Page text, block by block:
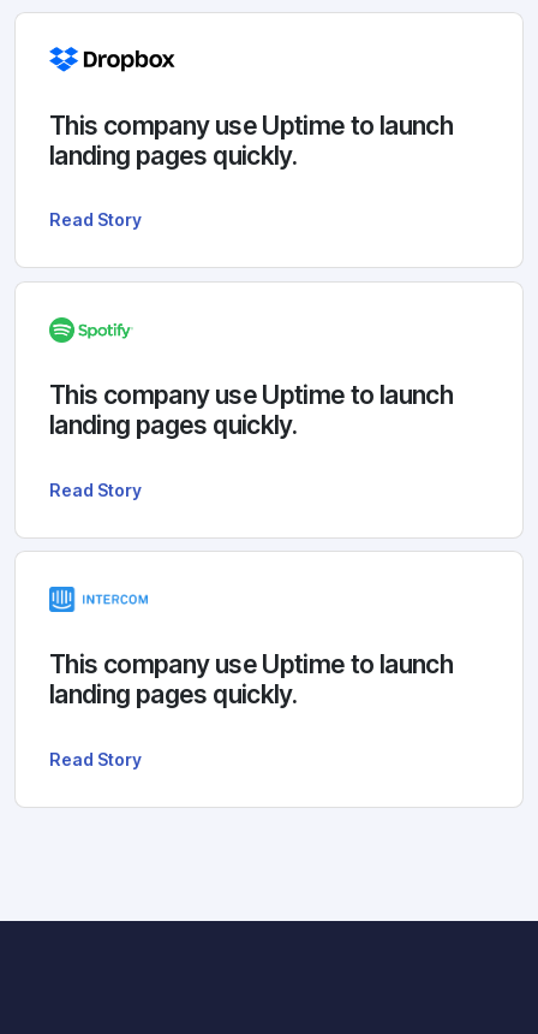
This company use Uptime to launch
landing pages quickly.
Read Story
This company use Uptime to launch
landing pages quickly.
Read Story
This company use Uptime to launch
landing pages quickly.
Read Story